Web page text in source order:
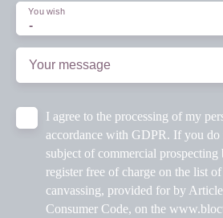
-
You wish
Your message
I agree to the processing of my
accordance with GDPR. If you do
subject of commercial prospecting
register free of charge on the list
canvassing, provided for by
Consumer Code, on the